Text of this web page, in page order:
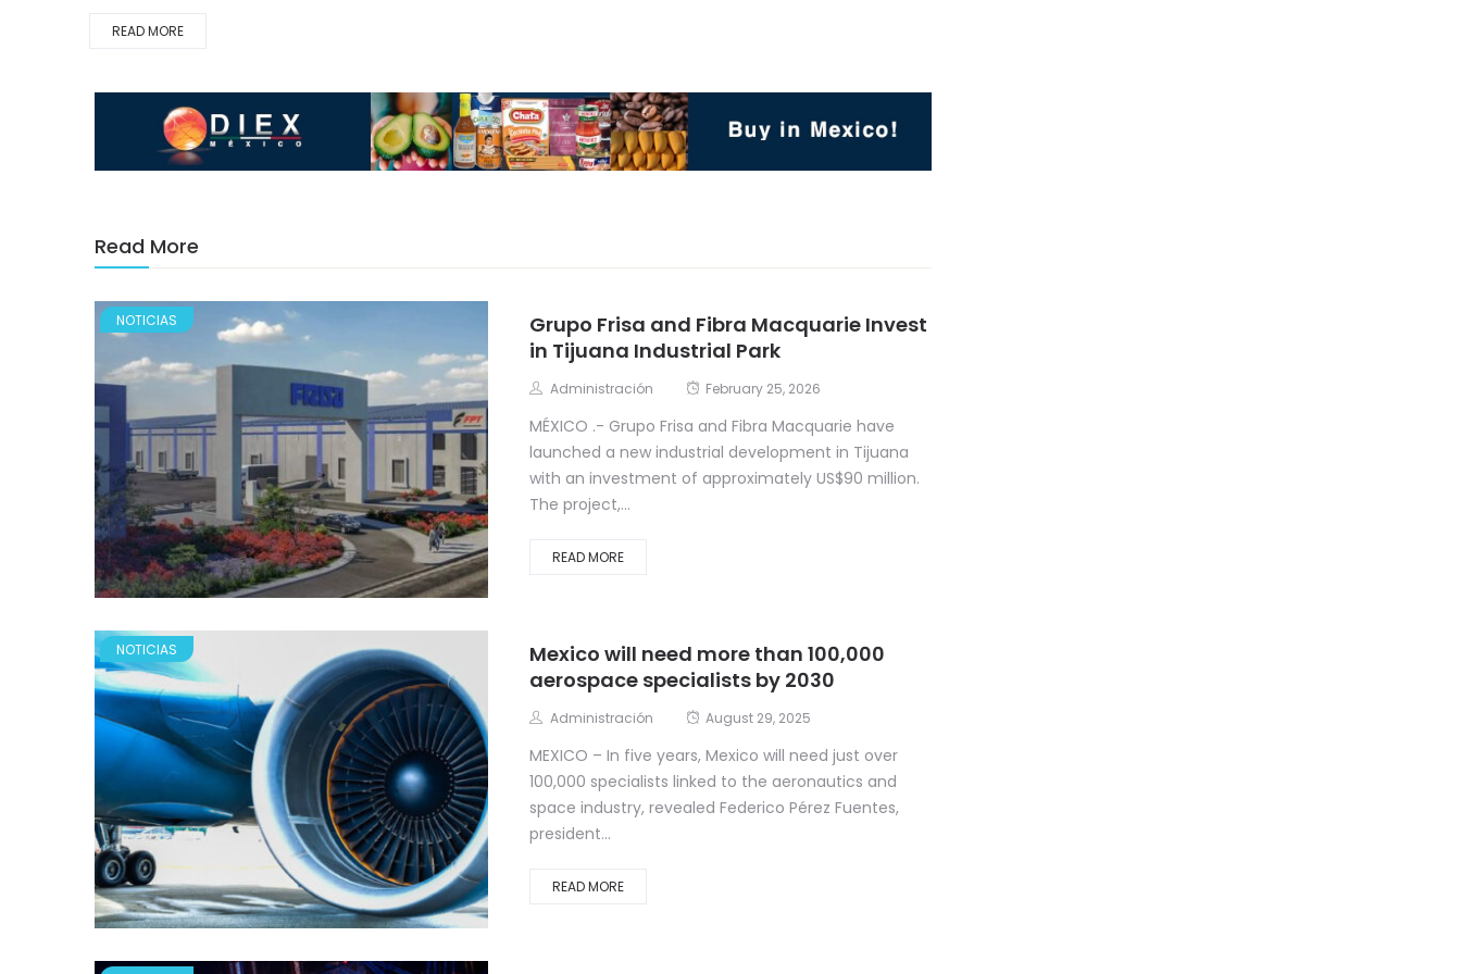
READ MORE
Read More
NOTICIAS
Grupo Frisa and Fibra Macquarie Invest
in Tijuana Industrial Park
Administración February 25, 2026
MÉXICO .- Grupo Frisa and Fibra Macquarie have
launched a new industrial development in Tijuana
with an investment of approximately US$90 million.
The project,...
READ MORE
NOTICIAS
Mexico will need more than 100,000
aerospace specialists by 2030
Administración August 29, 2025
MEXICO – In five years, Mexico will need just over
100,000 specialists linked to the aeronautics and
space industry, revealed Federico Pérez Fuentes,
president...
READ MORE